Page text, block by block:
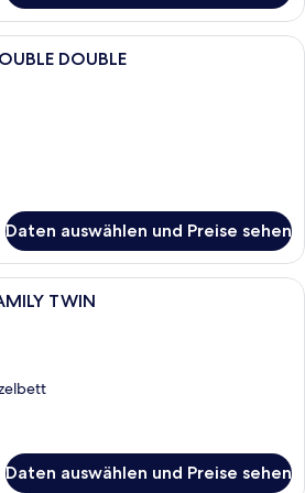
Ein Hotelzimmer mit zwei Betten,
DOUBLE
Daten auswählen und Preise sehen
Eine moderne Küche mit einem
TWIN
Daten auswählen und Preise sehen